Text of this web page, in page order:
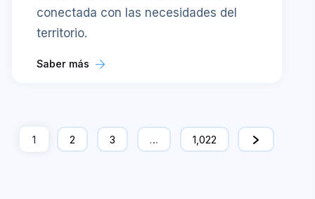
conectada con las necesidades del
territorio.
Saber más
1 2 3 … 1,022